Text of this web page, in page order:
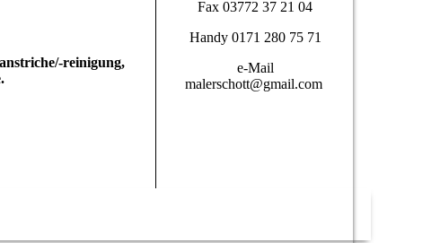
reinigung,
Fax 03772 37 21 04
Handy 0171 280 75 71
e-Mail
malerschott@gmail.com